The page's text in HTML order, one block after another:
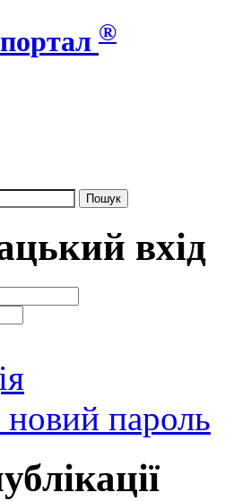
®
вхід
новий пароль